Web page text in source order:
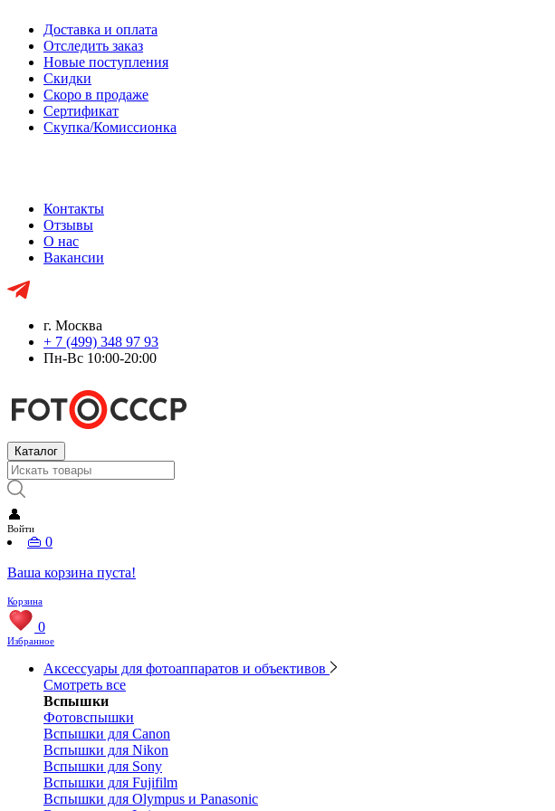
Доставка и оплата
Отследить заказ
Новые поступления
Скидки
Скоро в продаже
Сертификат
Скупка/Комиссионка
Контакты
Отзывы
О нас
Вакансии
г. Москва
+ 7 (499) 348 97 93
Пн-Вс 10:00-20:00
Каталог
👤
Войти
👜 0
Ваша корзина пуста!
Корзина
0
Избранное
Аксессуары для фотоаппаратов и объективов
Смотреть все
Вспышки
Фотовспышки
Вспышки для Canon
Вспышки для Nikon
Вспышки для Sony
Вспышки для Fujifilm
Вспышки для Olympus и Panasonic